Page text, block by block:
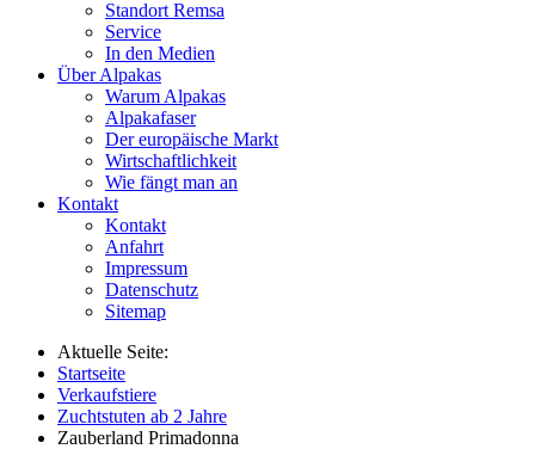
Standort Remsa
Service
In den Medien
Über Alpakas
Warum Alpakas
Alpakafaser
Der europäische Markt
Wirtschaftlichkeit
Wie fängt man an
Kontakt
Kontakt
Anfahrt
Impressum
Datenschutz
Sitemap
Aktuelle Seite:
Startseite
Verkaufstiere
Zuchtstuten ab 2 Jahre
Zauberland Primadonna